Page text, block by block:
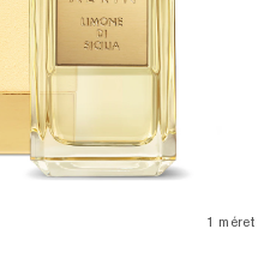
1 méret